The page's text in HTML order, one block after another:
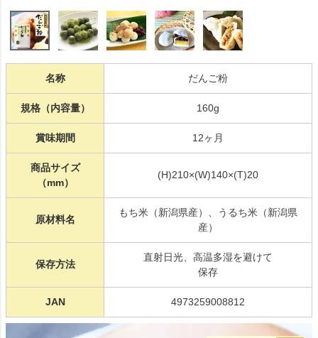
名称 だんご粉
規格（内容量） 160g
賞味期間 12ヶ月
商品サイズ
（mm）
(H)210×(W)140×(T)20
原材料名
もち米（新潟県産）、うるち米（新潟県
産）
保存方法
直射日光、高温多湿を避けて
保存
JAN 4973259008812